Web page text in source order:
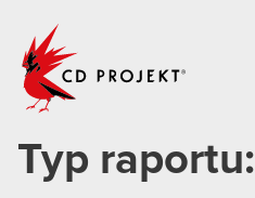
Typ raportu: